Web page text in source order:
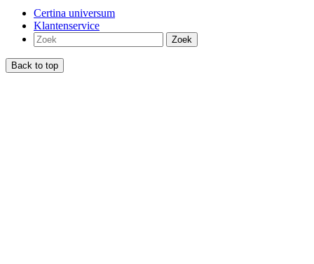
Certina universum
Klantenservice
Zoek
Back to top